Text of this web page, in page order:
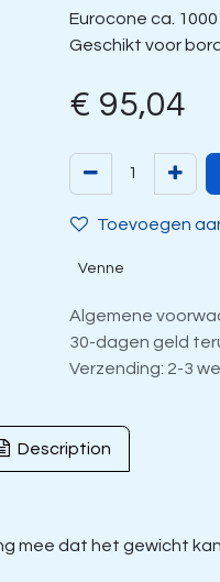
Eurocone ca. 1000
Geschikt voor
€ 95,04
Toevoegen
Venne
Algemene
30-dagen geld
Verzending: 2-3
Description
mee dat het gewicht